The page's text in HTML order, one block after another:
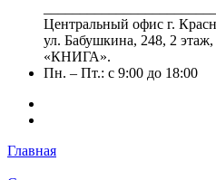
Центральный офис г.
ул. Бабушкина, 248, 2
«КНИГА».
Пн. – Пт.: с 9:00 до 18:00
Главная